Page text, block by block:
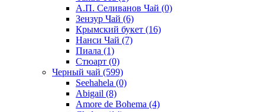
А.П. Селиванов Чай (0)
Зензур Чай (6)
Крымский букет (16)
Нанси Чай (7)
Пиала (1)
Стюарт (0)
Черный чай (599)
Seehahela (0)
Abigail (8)
Amore de Bohema (4)